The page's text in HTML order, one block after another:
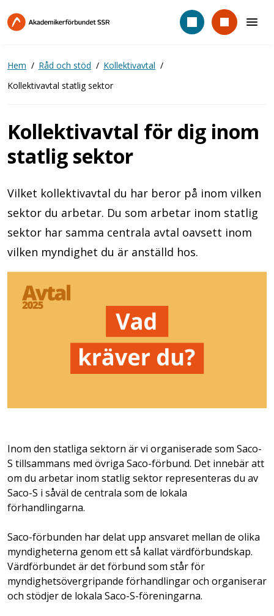
till
Hem Råd och stöd
Kollektivavtal
Kollektivavtal statlig sektor
Kollektivavtal för dig inom
statlig sektor
Vilket kollektivavtal du har beror på inom vilken
sektor du arbetar. Du som arbetar inom statlig
sektor har samma centrala avtal oavsett inom
vilken myndighet du är anställd hos.
Inom den statliga sektorn är vi organiserade som Saco-
S tillsammans med övriga Saco-förbund. Det innebär att
om du arbetar inom statlig sektor representeras du av
Saco-S i såväl de centrala som de lokala
förhandlingarna.
Saco-förbunden har delat upp ansvaret mellan de olika
myndigheterna genom ett så kallat värdförbundskap.
Värdförbundet är det förbund som står för
myndighetsövergripande förhandlingar och organiserar
och stödjer de lokala Saco-S-föreningarna.